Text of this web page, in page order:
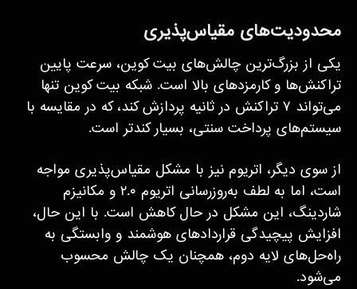
محدودیت‌های مقیاس‌پذیری
یکی از بزرگ‌ترین چالش‌های بیت کوین، سرعت پایین
تراکنش‌ها و کارمزدهای بالا است. شبکه بیت کوین تنها
می‌تواند ۷ تراکنش در ثانیه پردازش کند، که در مقایسه با
سیستم‌های پرداخت سنتی، بسیار کندتر است.
از سوی دیگر، اتریوم نیز با مشکل مقیاس‌پذیری مواجه
است، اما به لطف به‌روزرسانی اتریوم ۲.۰ و مکانیزم
شاردینگ، این مشکل در حال کاهش است. با این حال،
افزایش پیچیدگی قراردادهای هوشمند و وابستگی به
راه‌حل‌های لایه دوم، همچنان یک چالش محسوب
می‌شود.